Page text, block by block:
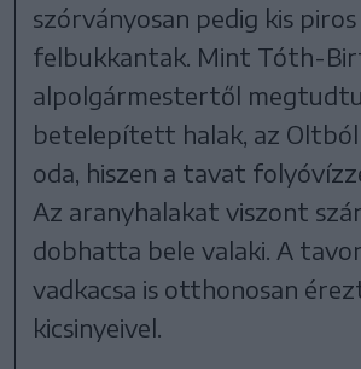
szórványosan pedig kis piros
felbukkantak. Mint Tóth-
alpolgármestertől
betelepített halak, az
oda, hiszen a tavat
Az aranyhalakat viszont
dobhatta bele valaki. A
vadkacsa is otthonosan
kicsinyeivel.